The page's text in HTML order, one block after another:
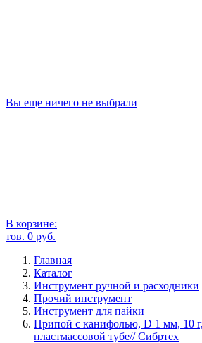
Вы еще ничего не выбрали
В корзине:
тов. 0 руб.
Главная
Каталог
Инструмент ручной и расходники
Прочий инструмент
Инструмент для пайки
Припой с канифолью, D 1 мм, 10
пластмассовой тубе// Сибртех